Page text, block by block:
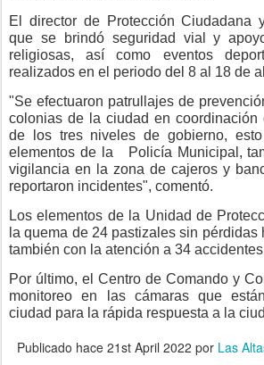
El director de Protección Ciudadana
que se brindó seguridad vial y
religiosas, así como eventos
realizados en el periodo del 8 al 18 de
"Se efectuaron patrullajes de
colonias de la ciudad en coordinación
de los tres niveles de gobierno,
elementos de la
Policía Municipal,
vigilancia en la zona de cajeros y
reportaron incidentes", comentó.
Los elementos de la Unidad de
la quema de 24 pastizales sin pérdidas
también con la atención a 34
Por último, el Centro de Comando y
monitoreo en las cámaras que
ciudad para la rápida respuesta a la
Publicado hace 21st April 2022 por Las